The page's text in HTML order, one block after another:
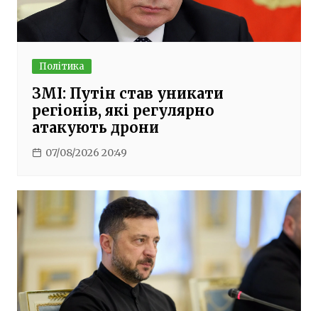
Політика
ЗМІ: Путін став уникати
регіонів, які регулярно
атакують дрони
07/08/2026 20:49